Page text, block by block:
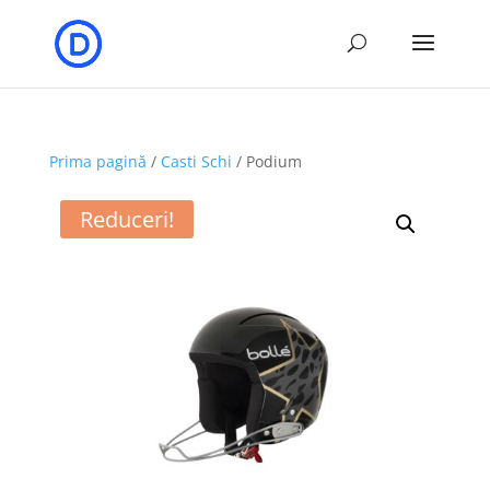
Prima pagină / Casti Schi / Podium
Reduceri!